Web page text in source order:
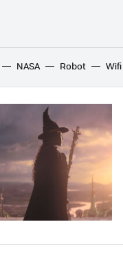
NASA Robot Wifi